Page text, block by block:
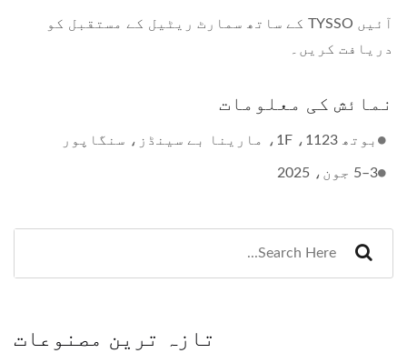
آئیں TYSSO کے ساتھ سمارٹ ریٹیل کے مستقبل کو
دریافت کریں۔
نمائش کی معلومات
بوتھ 1123، 1F، مارینا بے سینڈز، سنگاپور
3–5 جون، 2025
تازہ ترین مصنوعات